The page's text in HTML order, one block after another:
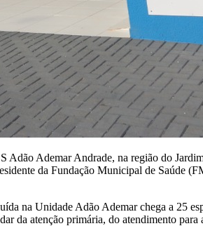
Ademar Andrade, na região do
da Fundação Municipal de Saúde
na Unidade Adão Ademar chega a 25
da atenção primária, do atendimento